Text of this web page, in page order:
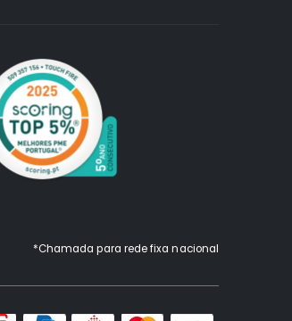
*Chamada para rede fixa nacional